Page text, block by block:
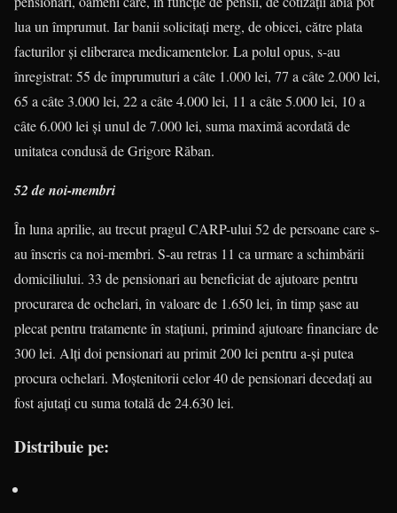
lua un împrumut. Iar banii solicitați merg, de obicei, către plata
facturilor și eliberarea medicamentelor. La polul opus, s-au
înregistrat: 55 de împrumuturi a câte 1.000 lei, 77 a câte 2.000 lei,
65 a câte 3.000 lei, 22 a câte 4.000 lei, 11 a câte 5.000 lei, 10 a
câte 6.000 lei și unul de 7.000 lei, suma maximă acordată de
unitatea condusă de Grigore Răban.
52 de noi-membri
În luna aprilie, au trecut pragul CARP-ului 52 de persoane care s-
au înscris ca noi-membri. S-au retras 11 ca urmare a schimbării
domiciliului. 33 de pensionari au beneficiat de ajutoare pentru
procurarea de ochelari, în valoare de 1.650 lei, în timp șase au
plecat pentru tratamente în stațiuni, primind ajutoare financiare de
300 lei. Alți doi pensionari au primit 200 lei pentru a-și putea
procura ochelari. Moștenitorii celor 40 de pensionari decedați au
fost ajutați cu suma totală de 24.630 lei.
Distribuie pe: